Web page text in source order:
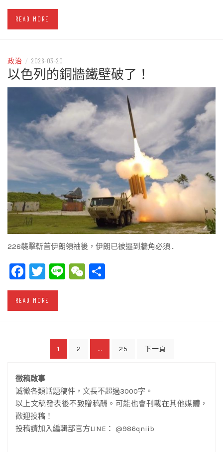
READ MORE
政治 / 2026-03-20
以色列的銅牆鐵壁破了！
228襲擊斬首伊朗領袖後，伊朗已被逼到牆角必須…
Facebook
Twitter
LineWeChat
READ MORE
1 2 ... 25 下一頁
徵稿啟事
誠徵各類話題稿件，文長不超過3000字。
以上文稿發表後不致贈稿酬。可能也會刊載在其他媒體，
歡迎投稿！
投稿請加入編輯部官方LINE： @986qniib